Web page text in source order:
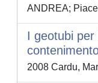
ANDREA;
I geotubi per
2008 Cardu,